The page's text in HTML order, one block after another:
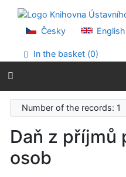
Go to menu
Accessibility declaration
Česky English
In the basket (0)
Number of the records: 1
Daň z příjmů
osob